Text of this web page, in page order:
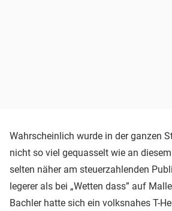
Wahrscheinlich wurde in der ganzen
nicht so viel gequasselt wie an
selten näher am steuerzahlenden
legerer als bei „Wetten dass” auf
Bachler hatte sich ein volksnahes T-